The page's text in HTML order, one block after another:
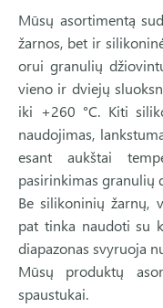
Mūsų asortimentą
žarnos, bet ir
orui granulių
vieno ir dviejų
iki +260 °C. Kiti
naudojimas,
esant aukštai
pasirinkimas granulių
Be silikoninių žarnų,
pat tinka naudoti su
diapazonas svyruoja
Mūsų produktų
spaustukai.